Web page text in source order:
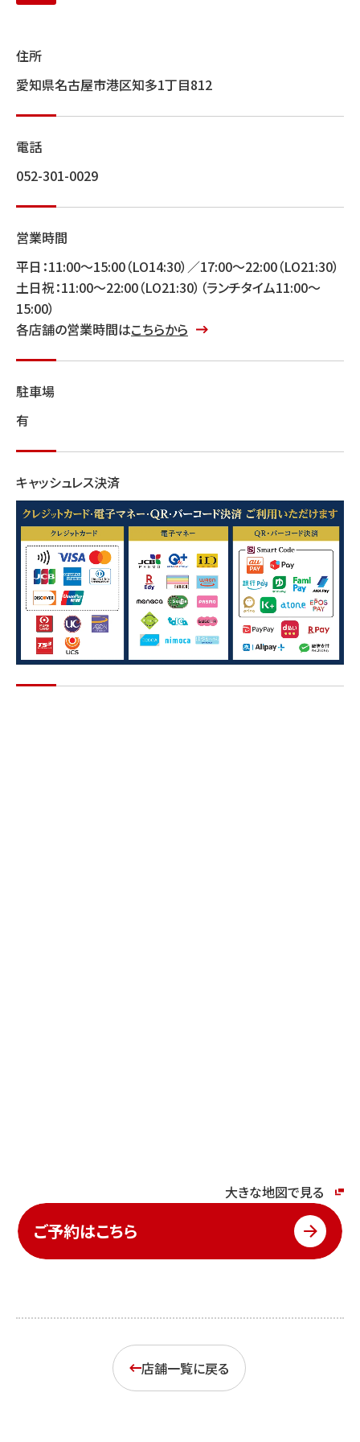
住所
愛知県名古屋市港区知多1丁目812
電話
052-301-0029
営業時間
平日：11:00～15:00（LO14:30）／17:00～22:00（LO21:30）
土日祝：11:00～22:00（LO21:30）（ランチタイム11:00～
15:00）
各店舗の営業時間はこちらから
駐車場
有
キャッシュレス決済
大きな地図で見る
ご予約はこちら
店舗一覧に戻る